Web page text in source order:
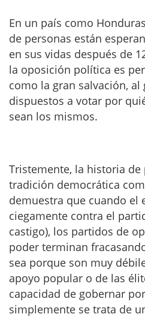
En un país como
de personas están
en sus vidas después de
la oposición política es
como la gran salvación, al
dispuestos a votar por
sean los mismos.
Tristemente, la historia de
tradición democrática
demuestra que cuando el
ciegamente contra el
castigo), los partidos de
poder terminan
sea porque son muy
apoyo popular o de las
capacidad de gobernar
simplemente se trata de